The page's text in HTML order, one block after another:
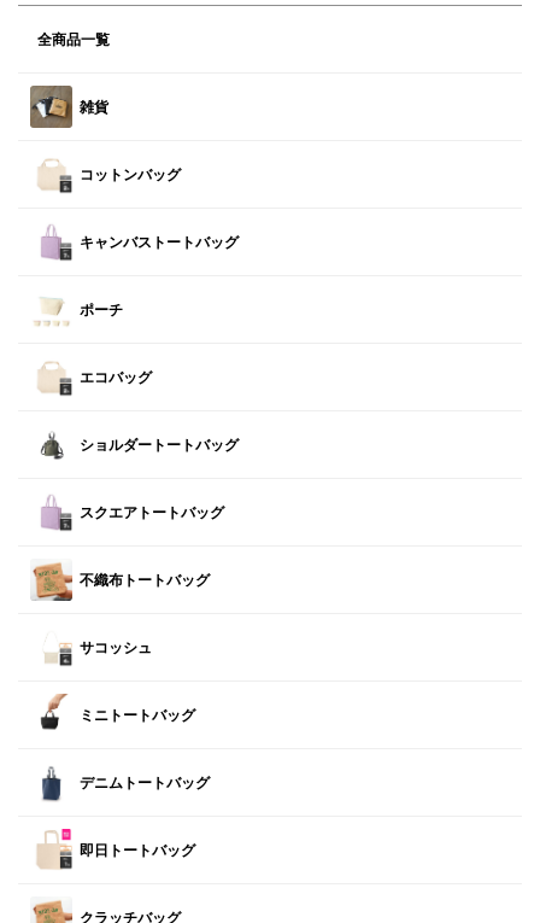
全商品一覧
雑貨
コットンバッグ
キャンバストートバッグ
ポーチ
エコバッグ
ショルダートートバッグ
スクエアトートバッグ
不織布トートバッグ
サコッシュ
ミニトートバッグ
デニムトートバッグ
即日トートバッグ
クラッチバッグ